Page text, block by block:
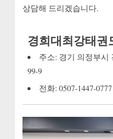
상담해 드리겠습니다.
경희대최강태권
주소: 경기 의정부시
99-9
전화: 0507-1447-0777